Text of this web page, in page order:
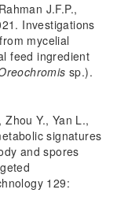
J.F.P.,
Investigations
mycelial
feed ingredient
sp.).
Y., Yan L.,
signatures
and spores
129: